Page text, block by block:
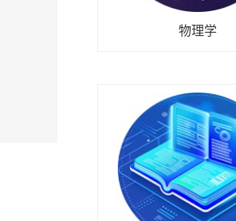
物理学